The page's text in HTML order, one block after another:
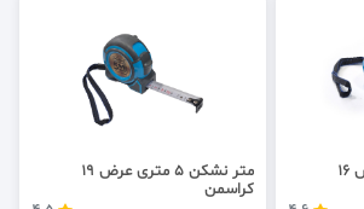
متر نشکن 3 متری عرض 16
متر نشکن 5 متری عرض 19
کراسمن